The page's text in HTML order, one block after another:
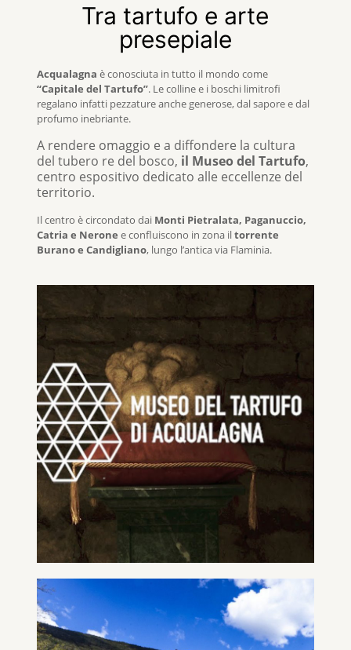
Tra tartufo e arte
presepiale
Acqualagna è conosciuta in tutto il mondo come
“Capitale del Tartufo”. Le colline e i boschi limitrofi
regalano infatti pezzature anche generose, dal sapore e dal
profumo inebriante.
A rendere omaggio e a diffondere la cultura
del tubero re del bosco, il Museo del Tartufo,
centro espositivo dedicato alle eccellenze del
territorio.
Il centro è circondato dai Monti Pietralata, Paganuccio,
Catria e Nerone e confluiscono in zona iltorrente
Burano e Candigliano, lungo l’antica via Flaminia.